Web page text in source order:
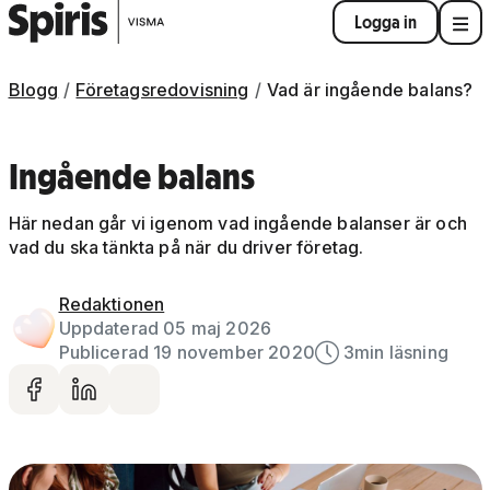
Logga in
Blogg Företagsredovisning Vad är ingående balans?
Ingående balans
Här nedan går vi igenom vad ingående balanser är och
vad du ska tänkta på när du driver företag.
Redaktionen
Uppdaterad 05 maj 2026
Publicerad 19 november 2020
3min läsning
Dela på facebook
Dela på LinkedIn
Artikelbild